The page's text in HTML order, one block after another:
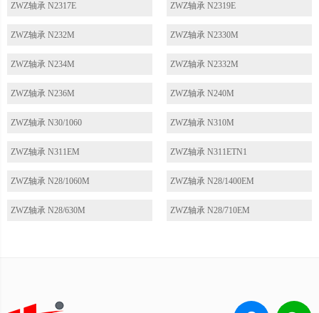
ZWZ轴承 N2317E ZWZ轴承 N2319E
ZWZ轴承 N232M ZWZ轴承 N2330M
ZWZ轴承 N234M ZWZ轴承 N2332M
ZWZ轴承 N236M ZWZ轴承 N240M
ZWZ轴承 N30/1060 ZWZ轴承 N310M
ZWZ轴承 N311EM ZWZ轴承 N311ETN1
ZWZ轴承 N28/1060M ZWZ轴承 N28/1400EM
ZWZ轴承 N28/630M ZWZ轴承 N28/710EM